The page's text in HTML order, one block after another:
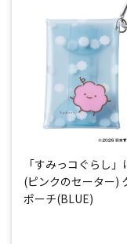
「すみっコぐらし」
(ピンクのセーター)
ポーチ(BLUE)